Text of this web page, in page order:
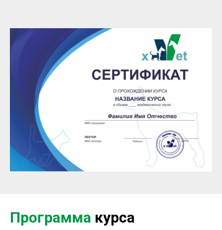
Программа курса